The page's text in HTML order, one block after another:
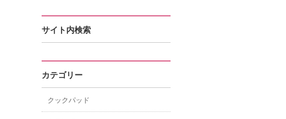
サイト内検索
カテゴリー
クックパッド